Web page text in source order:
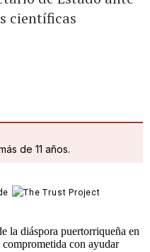
científicas
de 11 años.